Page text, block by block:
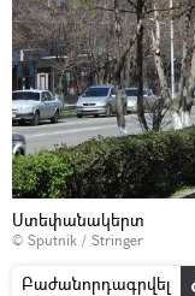
Ստեփանակերտ
© Sputnik / Stringer
Բաժանորդագրվել